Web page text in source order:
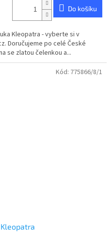
Do košíku
Kleopatra - vyberte si v
Doručujeme po celé České
se zlatou čelenkou a...
Kód: 775866/8/1